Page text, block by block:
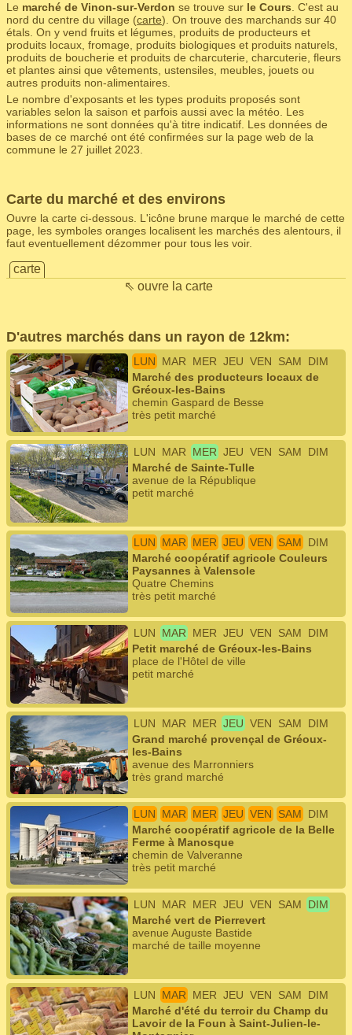
Le marché de Vinon-sur-Verdon se trouve sur le Cours . C'est au
nord du centre du village (carte). On trouve des marchands sur 40
étals. On y vend fruits et légumes, produits de producteurs et
produits locaux, fromage, produits biologiques et produits naturels,
produits de boucherie et produits de charcuterie, charcuterie, fleurs
et plantes ainsi que vêtements, ustensiles, meubles, jouets ou
autres produits non-alimentaires.
Le nombre d'exposants et les types produits proposés sont
variables selon la saison et parfois aussi avec la météo. Les
informations ne sont données qu'à titre indicatif. Les données de
bases de ce marché ont été confirmées sur la page web de la
commune le 27 juillet 2023.
Carte du marché et des environs
Ouvre la carte ci-dessous. L'icône brune marque le marché de cette
page, les symboles oranges localisent les marchés des alentours, il
faut eventuellement dézommer pour tous les voir.
carte
⇖ ouvre la carte
D'autres marchés dans un rayon de 12km:
LUN MAR MER JEU VEN SAM
DIM
Marché des producteurs locaux de
Gréoux-les-Bains
chemin Gaspard de Besse
très petit marché
LUN MAR MER JEU VEN SAM
DIM
Marché de Sainte-Tulle
avenue de la République
petit marché
LUN MAR MER JEU VEN SAM
DIM
Marché coopératif agricole Couleurs
Paysannes à Valensole
Quatre Chemins
très petit marché
LUN MAR MER JEU VEN SAM
DIM
Petit marché de Gréoux-les-Bains
place de l'Hôtel de ville
petit marché
LUN MAR MER JEU VEN SAM
DIM
Grand marché provençal de Gréoux-
les-Bains
avenue des Marronniers
très grand marché
LUN MAR MER JEU VEN SAM
DIM
Marché coopératif agricole de la Belle
Ferme à Manosque
chemin de Valveranne
très petit marché
LUN MAR MER JEU VEN SAM
DIM
Marché vert de Pierrevert
avenue Auguste Bastide
marché de taille moyenne
LUN MAR MER JEU VEN SAM
DIM
Marché d'été du terroir du Champ du
Lavoir de la Foun à Saint-Julien-le-